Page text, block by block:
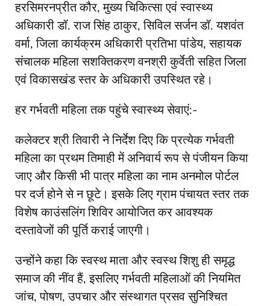
हरसिमरनप्रीत कौर, मुख्य चिकित्सा एवं स्वास्थ्य
अधिकारी डॉ. राज सिंह ठाकुर, सिविल सर्जन डॉ. यशवंत
वर्मा, जिला कार्यक्रम अधिकारी प्रतिभा पांडेय, सहायक
संचालक महिला सशक्तिकरण वनश्री कुर्वेती सहित जिला
एवं विकासखंड स्तर के अधिकारी उपस्थित रहे।
हर गर्भवती महिला तक पहुंचे स्वास्थ्य सेवाएं:-
कलेक्टर श्री तिवारी ने निर्देश दिए कि प्रत्येक गर्भवती
महिला का प्रथम तिमाही में अनिवार्य रूप से पंजीयन किया
जाए और किसी भी पात्र महिला का नाम अनमोल पोर्टल
पर दर्ज होने से न छूटे। इसके लिए ग्राम पंचायत स्तर तक
विशेष काउंसलिंग शिविर आयोजित कर आवश्यक
दस्तावेजों की पूर्ति कराई जाएगी।
उन्होंने कहा कि स्वस्थ माता और स्वस्थ शिशु ही समृद्ध
समाज की नींव हैं, इसलिए गर्भवती महिलाओं की नियमित
जांच, पोषण, उपचार और संस्थागत प्रसव सुनिश्चित